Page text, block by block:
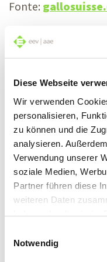
Diese Webseite
Wir verwenden
personalisieren,
zu können und die
analysieren.
Verwendung unserer
soziale Medien,
Partner führen diese
weiteren Daten
haben oder die sie im
Notwendig
Fonte:
Piantine
intenso
Sapori deliziosi
Leggere
Tutto quel